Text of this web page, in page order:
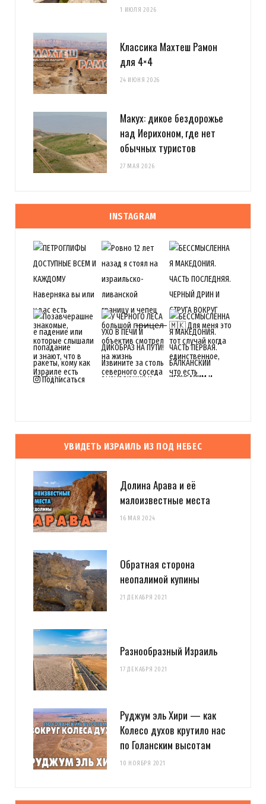
1 ИЮЛЯ 2026
Классика Махтеш Рамон
для 4×4
24 ИЮНЯ 2026
Макух: дикое бездорожье
над Иерихоном, где нет
обычных туристов
27 МАЯ 2026
INSTAGRAM
Подписаться
УВИДЕТЬ ИЗРАИЛЬ ИЗ ПОД НЕБЕС
Долина Арава и её
малоизвестные места
16 МАЯ 2024
Обратная сторона
неопалимой купины
21 ДЕКАБРЯ 2021
Разнообразный Израиль
17 ДЕКАБРЯ 2021
Руджум эль Хири — как
Колесо духов крутило нас
по Голанским высотам
10 НОЯБРЯ 2021